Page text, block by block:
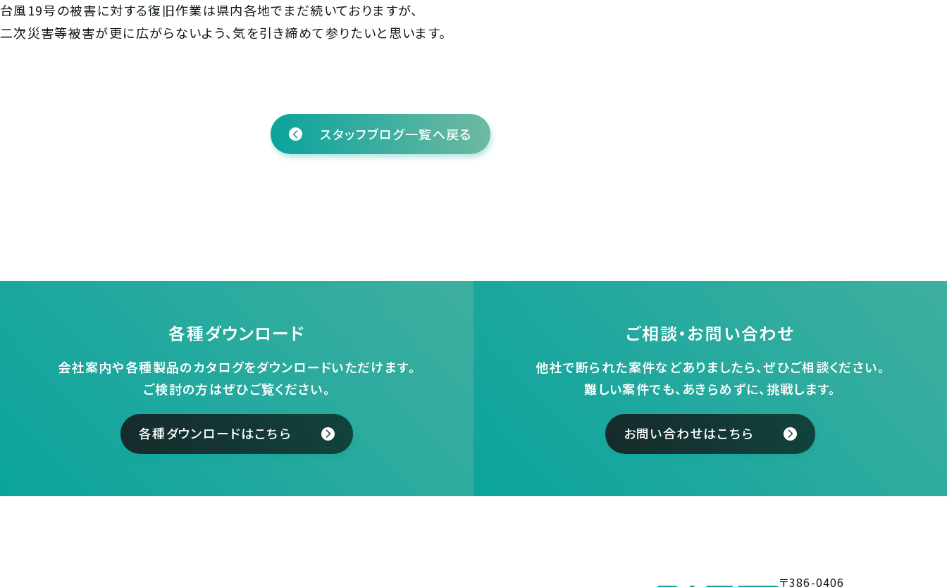
台風19号の被害に対する復旧作業は県内各地でまだ続いておりますが、
二次災害等被害が更に広がらないよう、気を引き締めて参りたいと思います。
スタッフブログ一覧へ戻る
各種ダウンロード
会社案内や各種製品のカタログをダウンロードいただけます。
ご検討の方はぜひご覧ください。
各種ダウンロードはこちら
ご相談・お問い合わせ
他社で断られた案件などありましたら、ぜひご相談ください。
難しい案件でも、あきらめずに、挑戦します。
お問い合わせはこちら
〒386-0406